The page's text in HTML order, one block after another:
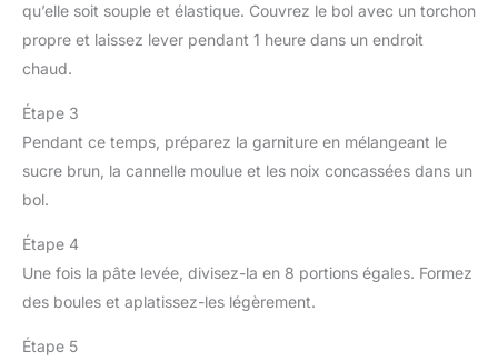
qu’elle soit souple et élastique. Couvrez le bol avec un torchon
propre et laissez lever pendant 1 heure dans un endroit
chaud.
Étape 3
Pendant ce temps, préparez la garniture en mélangeant le
sucre brun, la cannelle moulue et les noix concassées dans un
bol.
Étape 4
Une fois la pâte levée, divisez-la en 8 portions égales. Formez
des boules et aplatissez-les légèrement.
Étape 5